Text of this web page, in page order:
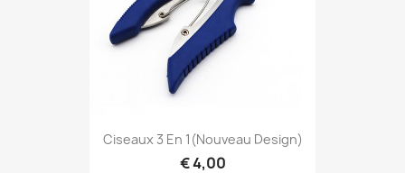
Ciseaux 3 En 1(nouveau Design)
€ 4,00